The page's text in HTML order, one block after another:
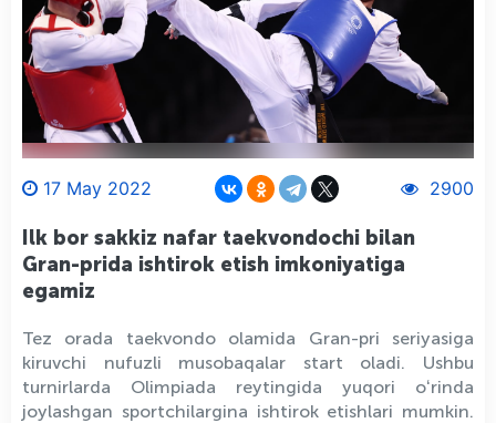
17 May 2022 2900
Ilk bor sakkiz nafar taekvondochi bilan
Gran-prida ishtirok etish imkoniyatiga
egamiz
Tez orada taekvondo olamida Gran-pri seriyasiga
kiruvchi nufuzli musobaqalar start oladi. Ushbu
turnirlarda Olimpiada reytingida yuqori oʻrinda
joylashgan sportchilargina ishtirok etishlari mumkin.